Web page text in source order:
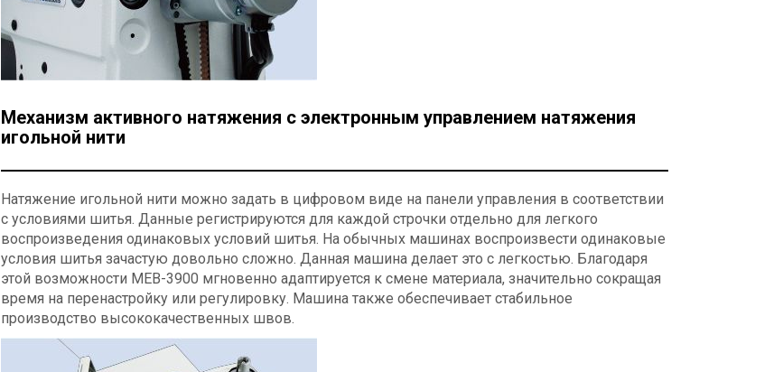
Механизм активного натяжения с электронным управлением натяжения
игольной нити
Натяжение игольной нити можно задать в цифровом виде на панели управления в соответствии
с условиями шитья. Данные регистрируются для каждой строчки отдельно для легкого
воспроизведения одинаковых условий шитья. На обычных машинах воспроизвести одинаковые
условия шитья зачастую довольно сложно. Данная машина делает это с легкостью. Благодаря
этой возможности MEB-3900 мгновенно адаптируется к смене материала, значительно сокращая
время на перенастройку или регулировку. Машина также обеспечивает стабильное
производство высококачественных швов.